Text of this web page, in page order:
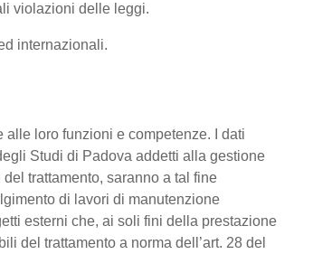
violazioni delle leggi.
internazionali.
alle loro funzioni e competenze. I dati
Studi di Padova addetti alla gestione
trattamento, saranno a tal fine
di lavori di manutenzione
esterni che, ai soli fini della prestazione
del trattamento a norma dell’art. 28 del